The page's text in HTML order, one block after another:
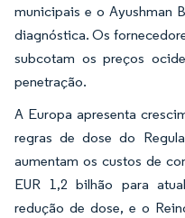
municipais e o Ayushman
diagnóstica. Os
subcotam os preços
penetração.
A Europa apresenta
regras de dose do
aumentam os custos de
EUR 1,2 bilhão para
redução de dose, e o